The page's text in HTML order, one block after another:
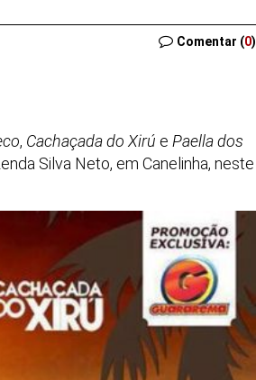
Comentar (0)
, Cachaçada do Xirú e Paella dos
Silva Neto, em Canelinha, neste